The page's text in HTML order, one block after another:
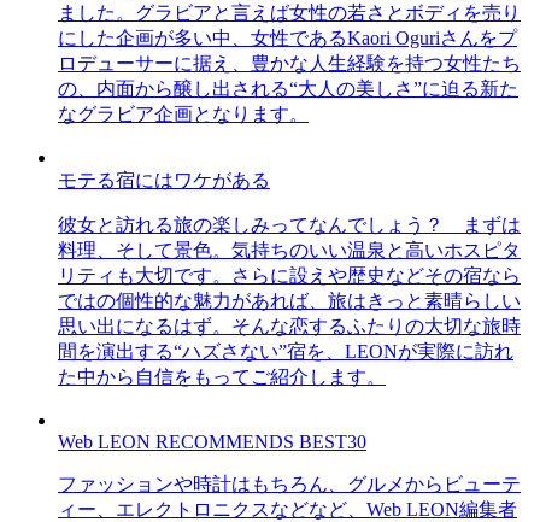
ました。グラビアと言えば女性の若さとボディを売り
にした企画が多い中、女性であるKaori Oguriさんをプ
ロデューサーに据え、豊かな人生経験を持つ女性たち
の、内面から醸し出される“大人の美しさ”に迫る新た
なグラビア企画となります。
モテる宿にはワケがある
彼女と訪れる旅の楽しみってなんでしょう？ まずは
料理、そして景色。気持ちのいい温泉と高いホスピタ
リティも大切です。さらに設えや歴史などその宿なら
ではの個性的な魅力があれば、旅はきっと素晴らしい
思い出になるはず。そんな恋するふたりの大切な旅時
間を演出する“ハズさない”宿を、LEONが実際に訪れ
た中から自信をもってご紹介します。
Web LEON RECOMMENDS BEST30
ファッションや時計はもちろん、グルメからビューテ
ィー、エレクトロニクスなどなど、Web LEON編集者